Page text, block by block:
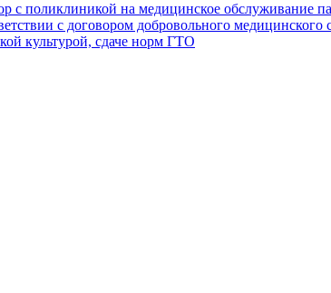
с поликлиникой на медицинское обслуживание
с договором добровольного
культурой, сдаче норм ГТО